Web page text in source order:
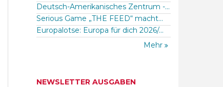
Deutsch-Amerikanisches Zentrum -...
Serious Game „THE FEED“ macht...
Europalotse: Europa für dich 2026/...
Mehr
NEWSLETTER AUSGABEN